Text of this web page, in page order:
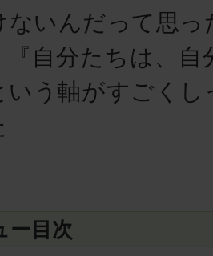
ないんだって思
『自分たちは、
いう軸がすごく
ー目次